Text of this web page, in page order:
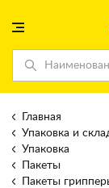
Главная
Упаковка и
Упаковка
Пакеты
Пакеты